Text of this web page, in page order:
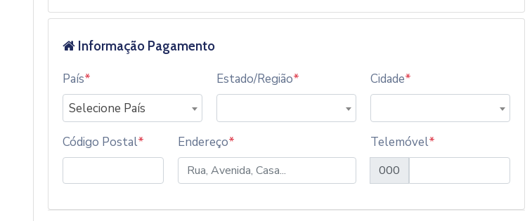
Informação Pagamento
País*
Selecione País
Estado/Região* Cidade*
Código Postal* Endereço* Telemóvel*
000